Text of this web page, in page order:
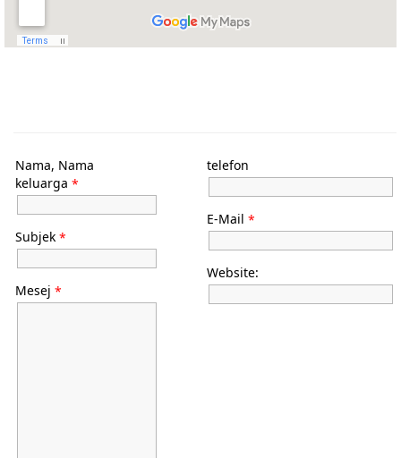
Nama, Nama
keluarga *
Subjek *
Mesej *
telefon
E-Mail *
Website: